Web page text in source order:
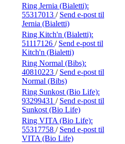
Ring Jernia (Bialetti):
55317013 / Send e-post til
Jernia (Bialetti)
Ring Kitch'n (Bialetti):
51117126 / Send e-post til
Kitch'n (Bialetti)
Ring Normal (Bibs):
40810223 / Send e-post til
Normal (Bibs)
Ring Sunkost (Bio Life):
93299431 / Send e-post til
Sunkost (Bio Life)
Ring VITA (Bio Life):
55317758 / Send e-post til
VITA (Bio Life)